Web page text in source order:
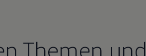
Themen und